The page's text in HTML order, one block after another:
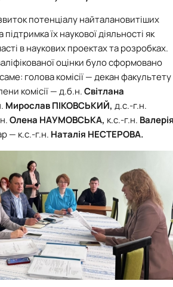
Забезпечення ОПП «Екологічний контроль
потенціалу найталановитіших
їх наукової діяльності як
в наукових проектах та розробках.
оцінки було сформовано
голова комісії — декан факультету
комісії — д.б.н.Світлана
Мирослав ПІКОВСЬКИЙ, д.с.-г.н.
Олена НАУМОВСЬКА, к.с.-г.н.
— к.с.-г.н. Наталія НЕСТЕРОВА.